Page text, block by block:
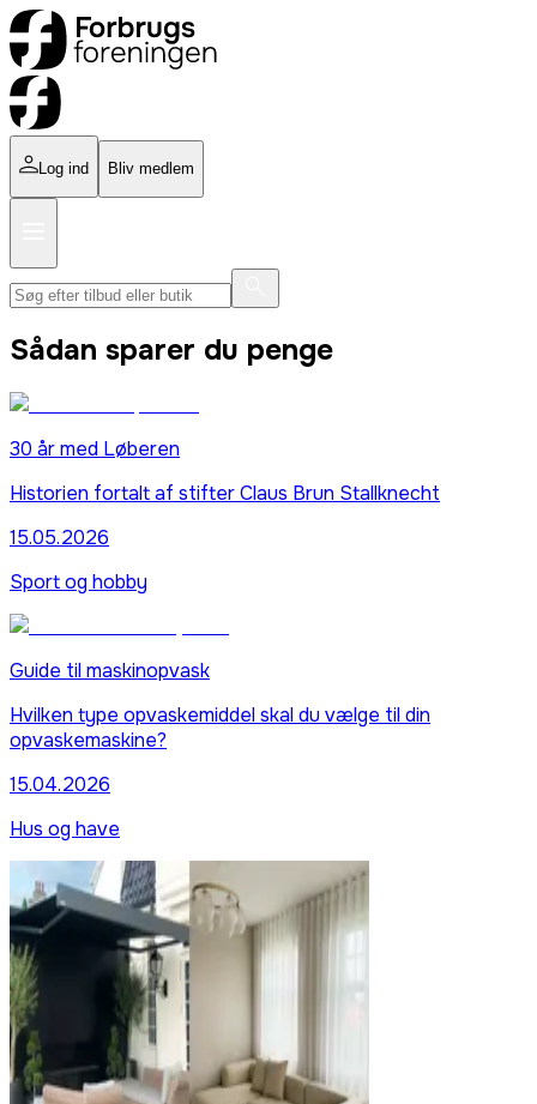
Log ind Bliv medlem
Sådan sparer du penge
30 år med Løberen
Historien fortalt af stifter Claus Brun Stallknecht
15.05.2026
Sport og hobby
Guide til maskinopvask
Hvilken type opvaskemiddel skal du vælge til din
opvaskemaskine?
15.04.2026
Hus og have